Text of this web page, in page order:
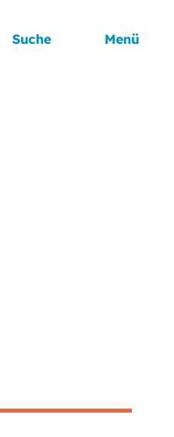
Suche Menü